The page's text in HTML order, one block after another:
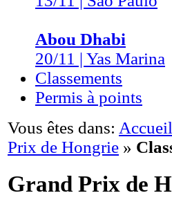
Abou Dhabi
20/11 | Yas Marina
Classements
Permis à points
Vous êtes dans: Accueil
Prix de Hongrie »
Grand Prix de